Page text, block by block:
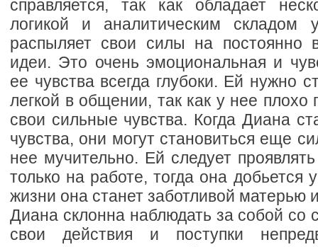
справляется, так как обладает
логикой и аналитическим
распыляет свои силы на постоянно
идеи. Это очень эмоциональная и
ее чувства всегда глубоки. Ей нужно
легкой в общении, так как у нее плохо
свои сильные чувства. Когда Диана
чувства, они могут становиться еще
нее мучительно. Ей следует
только на работе, тогда она добьется
жизни она станет заботливой матерью
Диана склонна наблюдать за собой со
свои действия и поступки